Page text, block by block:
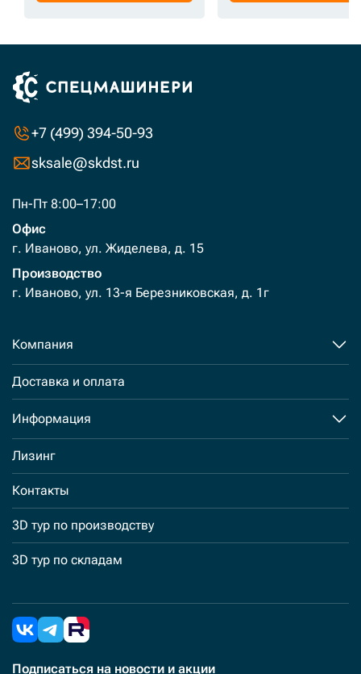
+7 (499) 394-50-93
sksale@skdst.ru
Пн-Пт 8:00–17:00
Офис
г. Иваново, ул. Жиделева, д. 15
Производство
г. Иваново, ул. 13-я Березниковская, д. 1г
Компания
Доставка и оплата
Информация
Лизинг
Контакты
3D тур по производству
3D тур по складам
Подписаться на новости и акции